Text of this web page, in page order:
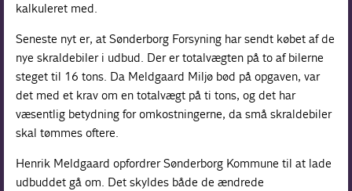
kalkuleret med.
Seneste nyt er, at Sønderborg Forsyning har sendt købet af de
nye skraldebiler i udbud. Der er totalvægten på to af bilerne
steget til 16 tons. Da Meldgaard Miljø bød på opgaven, var
det med et krav om en totalvægt på ti tons, og det har
væsentlig betydning for omkostningerne, da små skraldebiler
skal tømmes oftere.
Henrik Meldgaard opfordrer Sønderborg Kommune til at lade
udbuddet gå om. Det skyldes både de ændrede